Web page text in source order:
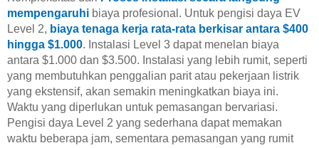
mempengaruhi biaya profesional. Untuk pengisi daya EV
Level 2, biaya tenaga kerja rata-rata berkisar antara $400
hingga $1.000. Instalasi Level 3 dapat menelan biaya
antara $1.000 dan $3.500. Instalasi yang lebih rumit, seperti
yang membutuhkan penggalian parit atau pekerjaan listrik
yang ekstensif, akan semakin meningkatkan biaya ini.
Waktu yang diperlukan untuk pemasangan bervariasi.
Pengisi daya Level 2 yang sederhana dapat memakan
waktu beberapa jam, sementara pemasangan yang rumit